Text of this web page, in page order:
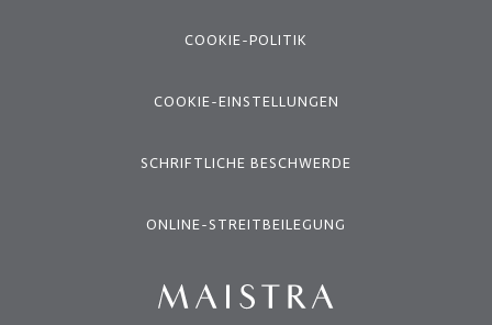
COOKIE-POLITIK
COOKIE-EINSTELLUNGEN
SCHRIFTLICHE BESCHWERDE
ONLINE-STREITBEILEGUNG